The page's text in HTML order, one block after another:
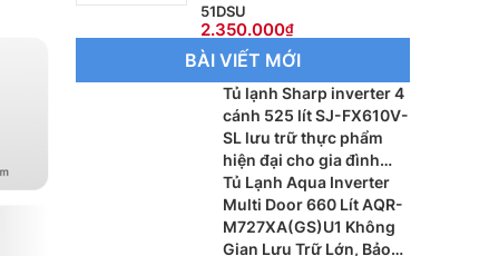
51DSU
2.350.000
BÀI VIẾT MỚI
Tủ lạnh Sharp inverter 4
cánh 525 lít SJ-FX610V-
SL lưu trữ thực phẩm
hiện đại cho gia đình
đông thành viên
Tủ Lạnh Aqua Inverter
Multi Door 660 Lít AQR-
M727XA(GS)U1 Không
Gian Lưu Trữ Lớn, Bảo